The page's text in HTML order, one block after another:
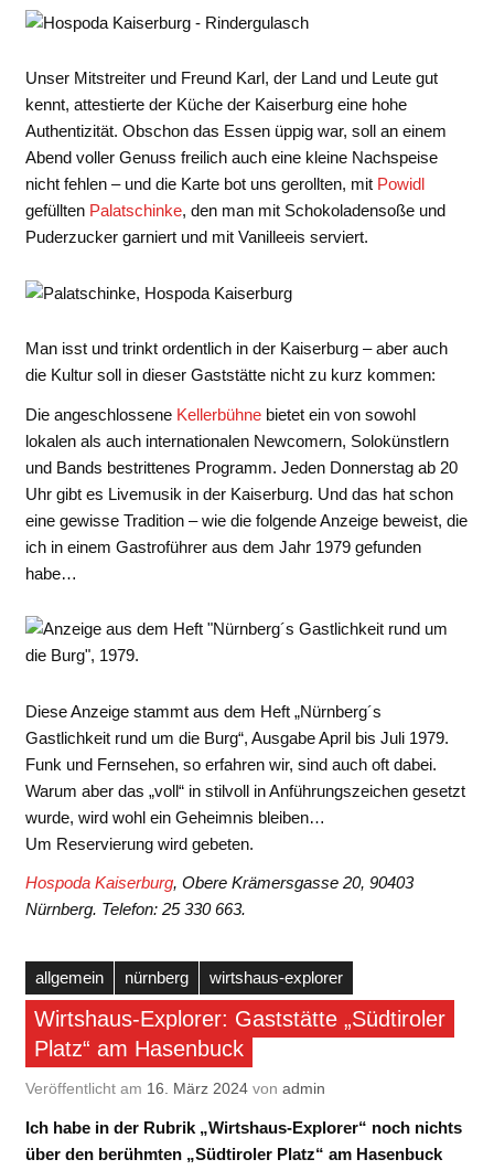
Unser Mitstreiter und Freund Karl, der Land und Leute gut
kennt, attestierte der Küche der Kaiserburg eine hohe
Authentizität. Obschon das Essen üppig war, soll an einem
Abend voller Genuss freilich auch eine kleine Nachspeise
nicht fehlen – und die Karte bot uns gerollten, mit Powidl
gefüllten Palatschinke, den man mit Schokoladensoße und
Puderzucker garniert und mit Vanilleeis serviert.
Man isst und trinkt ordentlich in der Kaiserburg – aber auch
die Kultur soll in dieser Gaststätte nicht zu kurz kommen:
Die angeschlossene Kellerbühnebietet ein von sowohl
lokalen als auch internationalen Newcomern, Solokünstlern
und Bands bestrittenes Programm. Jeden Donnerstag ab 20
Uhr gibt es Livemusik in der Kaiserburg. Und das hat schon
eine gewisse Tradition – wie die folgende Anzeige beweist, die
ich in einem Gastroführer aus dem Jahr 1979 gefunden
habe…
Diese Anzeige stammt aus dem Heft „Nürnberg´s
Gastlichkeit rund um die Burg“, Ausgabe April bis Juli 1979.
Funk und Fernsehen, so erfahren wir, sind auch oft dabei.
Warum aber das „voll“ in stilvoll in Anführungszeichen gesetzt
wurde, wird wohl ein Geheimnis bleiben…
Um Reservierung wird gebeten.
Hospoda Kaiserburg, Obere Krämersgasse 20, 90403
Nürnberg. Telefon: 25 330 663.
allgemein nürnberg wirtshaus-explorer
Wirtshaus-Explorer: Gaststätte „Südtiroler
Platz“ am Hasenbuck
Veröffentlicht am 16. März 2024von admin
Ich habe in der Rubrik „Wirtshaus-Explorer“ noch nichts
über den berühmten „Südtiroler Platz“ am Hasenbuck